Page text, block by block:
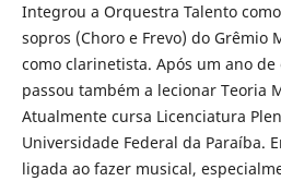
Integrou a Orquestra Talento
sopros (Choro e Frevo) do Grêmio
como clarinetista. Após um ano
passou também a lecionar Teoria
Atualmente cursa Licenciatura
Universidade Federal da Paraíba.
ligada ao fazer musical,